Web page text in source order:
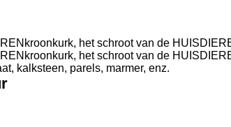
kalksteen, parels, marmer, enz.